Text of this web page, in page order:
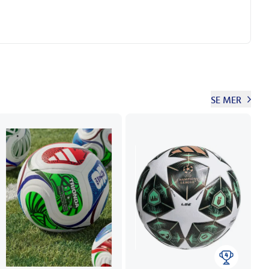
SE MER